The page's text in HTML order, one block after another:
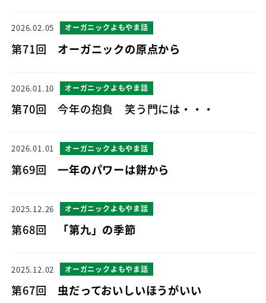
第71回 オーガニックの原点から
2026.02.05 オーガニックよもやま話
第70回 今年の抱負 笑う門には・・・
2026.01.10 オーガニックよもやま話
第69回一年のパワーは餅から
2026.01.01 オーガニックよもやま話
第68回 「第九」の季節
2025.12.26 オーガニックよもやま話
第67回 虫だっておいしいほうがいい
2025.12.02 オーガニックよもやま話